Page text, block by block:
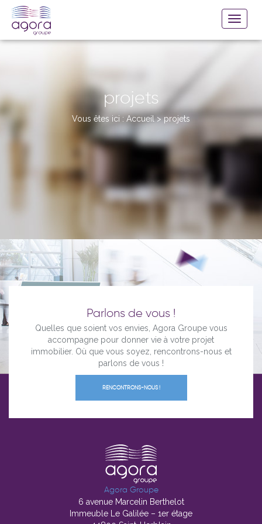
projets
Vous êtes ici : Accueil>projets
Parlons de vous !
Quelles que soient vos envies, Agora Groupe vous
accompagne pour donner vie à votre projet
immobilier. Où que vous soyez, rencontrons-nous et
parlons de vous !
RENCONTRONS-NOUS !
Agora Groupe
6 avenue Marcelin Berthelot
Immeuble Le Galilée – 1er étage